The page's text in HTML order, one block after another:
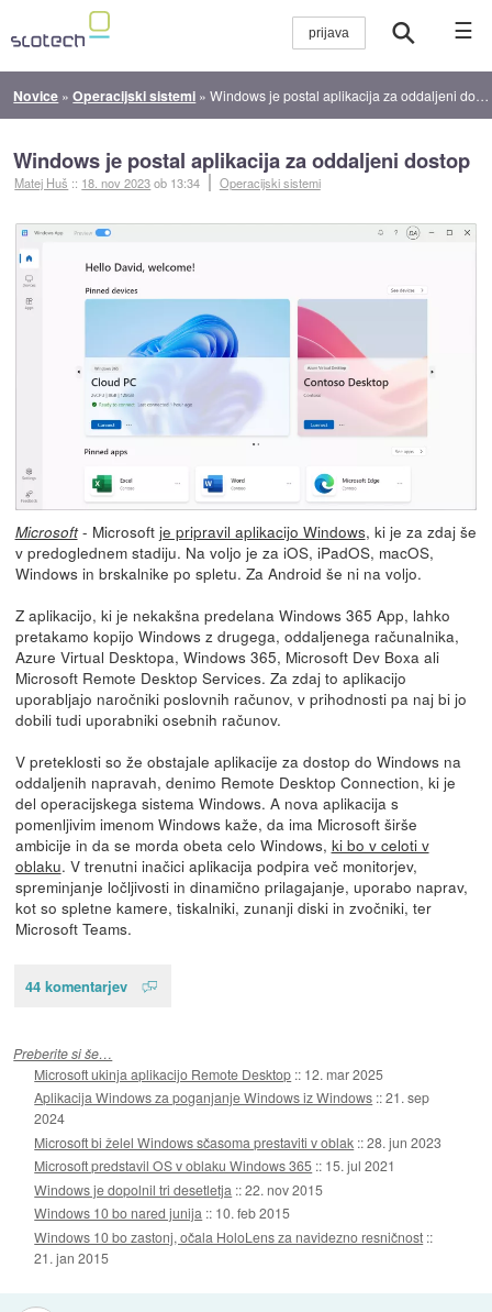
☰
Novice »Operacijski sistemi »Windows je postal aplikacija za oddaljeni dostop
Windows je postal aplikacija za oddaljeni dostop
Matej Huš :: 18. nov 2023ob 13:34 Operacijski sistemi
Microsoft- Microsoft je pripravil aplikacijo Windows, ki je za zdaj še
v predoglednem stadiju. Na voljo je za iOS, iPadOS, macOS,
Windows in brskalnike po spletu. Za Android še ni na voljo.
Z aplikacijo, ki je nekakšna predelana Windows 365 App, lahko
pretakamo kopijo Windows z drugega, oddaljenega računalnika,
Azure Virtual Desktopa, Windows 365, Microsoft Dev Boxa ali
Microsoft Remote Desktop Services. Za zdaj to aplikacijo
uporabljajo naročniki poslovnih računov, v prihodnosti pa naj bi jo
dobili tudi uporabniki osebnih računov.
V preteklosti so že obstajale aplikacije za dostop do Windows na
oddaljenih napravah, denimo Remote Desktop Connection, ki je
del operacijskega sistema Windows. A nova aplikacija s
pomenljivim imenom Windows kaže, da ima Microsoft širše
ambicije in da se morda obeta celo Windows, ki bo v celoti v
oblaku. V trenutni inačici aplikacija podpira več monitorjev,
spreminjanje ločljivosti in dinamično prilagajanje, uporabo naprav,
kot so spletne kamere, tiskalniki, zunanji diski in zvočniki, ter
Microsoft Teams.
44 komentarjev
Preberite si še…
Microsoft ukinja aplikacijo Remote Desktop :: 12. mar 2025
Aplikacija Windows za poganjanje Windows iz Windows ::21. sep
2024
Microsoft bi želel Windows sčasoma prestaviti v oblak ::28. jun 2023
Microsoft predstavil OS v oblaku Windows 365 :: 15. jul 2021
Windows je dopolnil tri desetletja ::22. nov 2015
Windows 10 bo nared junija :: 10. feb 2015
Windows 10 bo zastonj, očala HoloLens za navidezno resničnost ::
21. jan 2015